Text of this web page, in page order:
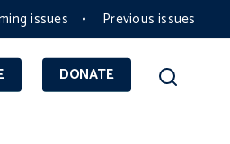
issues Previous issues
DONATE